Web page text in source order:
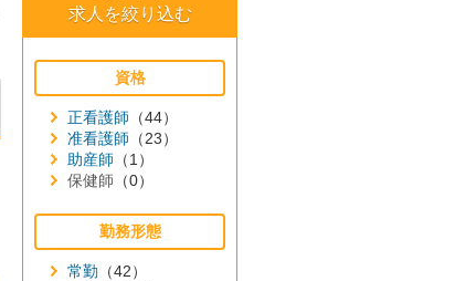
求人を絞り込む
資格
正看護師 （44）
准看護師 （23）
助産師 （1）
保健師 （0）
勤務形態
常勤 （42）